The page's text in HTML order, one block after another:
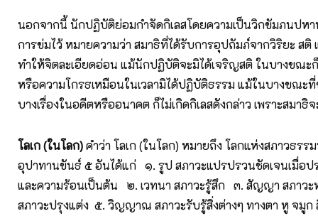
นอกจากนี้ นักปฏิบัติย่อมกำจัดกิเลสโดยความเป็นวิกขัมภนปหา
การข่มไว้ หมายความว่า สมาธิที่ได้รับการอุปถัมภ์จากวิริยะ ส
ทำให้จิตละเอียดอ่อน แม้นักปฏิบัติจะมิได้เจริญสติ ในบางขณะก็
หรือความโกรธเหมือนในเวลามิได้ปฏิบัติธรรม แม้ในบางขณะ
บางเรื่องในอดีตหรืออนาคต ก็ไม่เกิดกิเลสดังกล่าว เพราะสมาธิจ
โลเก (ในโลก)คำว่า โลเก (ในโลก) หมายถึง โลกแห่งสภาวธร
อุปาทานขันธ์ ๕ อันได้แก่ ๑. รูป สภาวะแปรปรวนชัดเจนเมื่อป
และความร้อนเป็นต้น ๒. เวทนา สภาวะรู้สึก ๓. สัญญา สภาว
สภาวะปรุงแต่ง ๕. วิญญาณ สภาวะรับรู้สิ่งต่างๆ ทางตา หู จมูก